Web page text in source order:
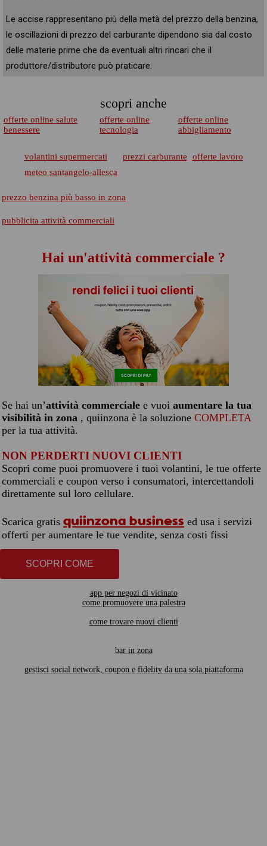
Le accise rappresentano più della metà del prezzo della benzina,
le oscillazioni di prezzo del carburante dipendono sia dal costo
delle materie prime che da eventuali altri rincari che il
produttore/distributore può praticare.
scopri anche
offerte online salute
benessere
offerte online
tecnologia
offerte online
abbigliamento
volantini supermercati prezzi carburante
offerte lavoro
meteo santangelo-allesca
prezzo benzina più basso in zona
pubblicita attività commerciali
Hai un'attività commerciale ?
Se hai un’attività commerciale e vuoi aumentare la tua
visibilità in zona , quiinzona è la soluzione COMPLETA
per la tua attività.
NON PERDERTI NUOVI CLIENTI
Scopri come puoi promuovere i tuoi volantini, le tue offerte
commerciali e coupon verso i consumatori, intercettandoli
direttamente sul loro cellulare.
Scarica gratis quiinzona business ed usa i servizi
offerti per aumentare le tue vendite, senza costi fissi
SCOPRI COME
app per negozi di vicinato
come promuovere una palestra
come trovare nuovi clienti
bar in zona
gestisci social network, coupon e fidelity da una sola piattaforma